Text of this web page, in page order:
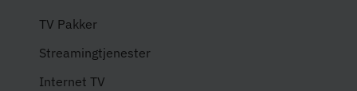
TV Pakker
Streamingtjenester
Internet TV